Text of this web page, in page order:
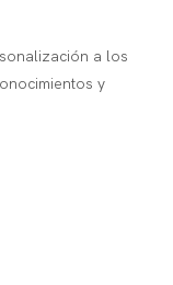
a los
y